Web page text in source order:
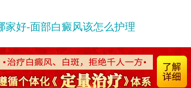
家好-面部白癜风该怎么护理